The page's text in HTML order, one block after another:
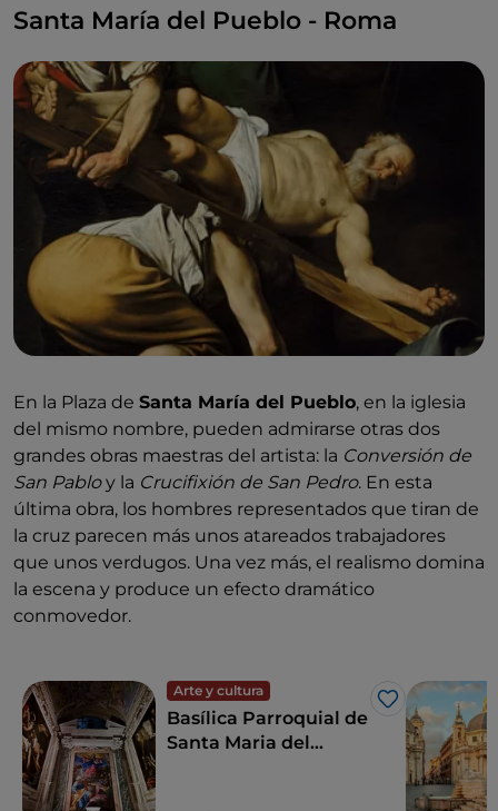
Santa María del Pueblo - Roma
En la Plaza de Santa María del Pueblo, en la iglesia
del mismo nombre, pueden admirarse otras dos
grandes obras maestras del artista: la Conversión de
San Pabloy la Crucifixión de San Pedro. En esta
última obra, los hombres representados que tiran de
la cruz parecen más unos atareados trabajadores
que unos verdugos. Una vez más, el realismo domina
la escena y produce un efecto dramático
conmovedor.
Arte y cultura
Me gusta
Basílica Parroquial de
Santa Maria del